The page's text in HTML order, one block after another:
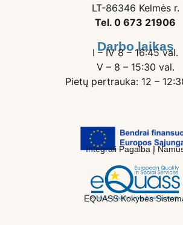
LT-86346 Kelmės r.
Tel. 0 673 21906
Darbo laikas
I – IV 8 – 16:45 val.
V – 8 – 15:30 val.
Pietų pertrauka: 12 –
Integrali Pagalba Į
EQUASS Kokybės